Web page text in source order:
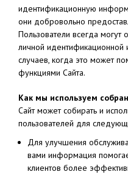
идентификационную
они добровольно
Пользователи всегда могут
личной
случаев, когда это может
функциями Сайта.
Как мы используем
Сайт может собирать и
пользователей для
Для улучшения
вами информация
клиентов более